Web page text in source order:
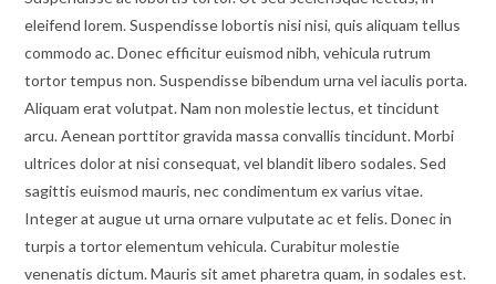
eleifend lorem. Suspendisse lobortis nisi nisi, quis aliquam tellus
commodo ac. Donec efficitur euismod nibh, vehicula rutrum
tortor tempus non. Suspendisse bibendum urna vel iaculis porta.
Aliquam erat volutpat. Nam non molestie lectus, et tincidunt
arcu. Aenean porttitor gravida massa convallis tincidunt. Morbi
ultrices dolor at nisi consequat, vel blandit libero sodales. Sed
sagittis euismod mauris, nec condimentum ex varius vitae.
Integer at augue ut urna ornare vulputate ac et felis. Donec in
turpis a tortor elementum vehicula. Curabitur molestie
venenatis dictum. Mauris sit amet pharetra quam, in sodales est.